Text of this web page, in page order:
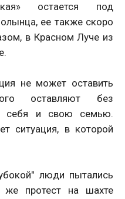
остается под
ее также скоро
в Красном Луче из
не может оставить
оставляют без
себя и свою семью.
ситуация, в которой
люди пытались
же протест на шахте